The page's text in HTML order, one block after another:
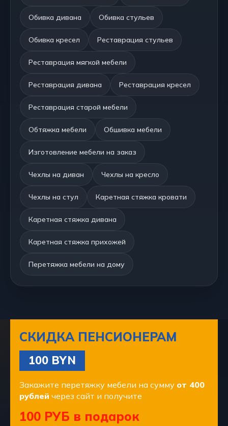
Обивка дивана Обивка стульев
Обивка кресел Реставрация стульев
Реставрация мягкой мебели
Реставрация дивана Реставрация кресел
Реставрация старой мебели
Обтяжка мебели Обшивка мебели
Изготовление мебели на заказ
Чехлы на диван Чехлы на кресло
Чехлы на стул Каретная стяжка кровати
Каретная стяжка дивана
Каретная стяжка прихожей
Перетяжка мебели на дому
СКИДКА ПЕНСИОНЕРАМ
100 BYN
Закажите перетяжку мебели на сумму от 400
рублей через сайт и получите
100 РУБ в подарок